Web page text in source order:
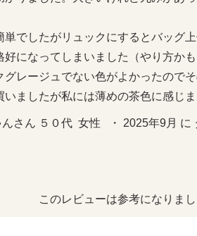
単でしたがリュックにするとバッグ
になってしまいました（やり方かも
レージュでない色がよかったのでそ
ましたが私には薄めの茶色に感じま
んさん ５０代  女性   ・ 2025年9月
このレビューは参考になりま